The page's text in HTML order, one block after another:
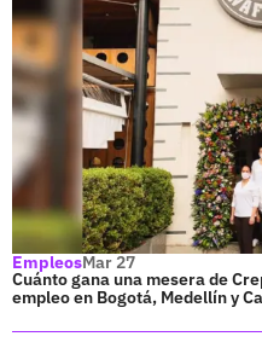
EmpleosMar 27
Cuánto gana una mesera de
empleo en Bogotá, Medellín y